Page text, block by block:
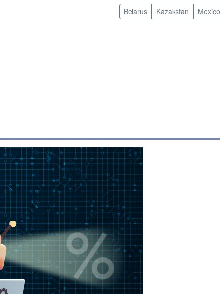
Belarus Kazakstan Mexico